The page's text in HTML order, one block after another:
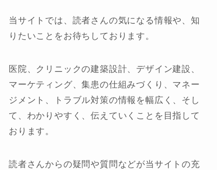
当サイトでは、読者さんの気になる情報や、知
りたいことをお待ちしております。
医院、クリニックの建築設計、デザイン建設、
マーケティング、集患の仕組みづくり、マネー
ジメント、トラブル対策の情報を幅広く、そし
て、わかりやすく、伝えていくことを目指して
おります。
読者さんからの疑問や質問などが当サイトの充